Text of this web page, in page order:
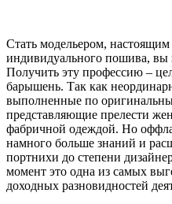
Стать модельером,
индивидуального пошива, вы
Получить эту профессию –
барышень. Так как
выполненные по
представляющие прелести
фабричной одеждой. Но
намного больше знаний и
портнихи до степени
момент это одна из самых
доходных разновидностей